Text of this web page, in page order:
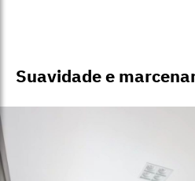
Suavidade e